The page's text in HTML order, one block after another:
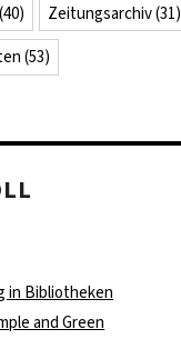
(40) Zeitungsarchiv(31)
(53)
in Bibliotheken
and Green